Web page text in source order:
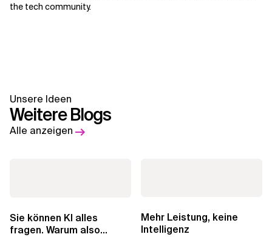
the tech community.
Unsere Ideen
Weitere Blogs
Alle anzeigen
Sie können KI alles
fragen. Warum also
Mehr Leistung, keine
Intelligenz